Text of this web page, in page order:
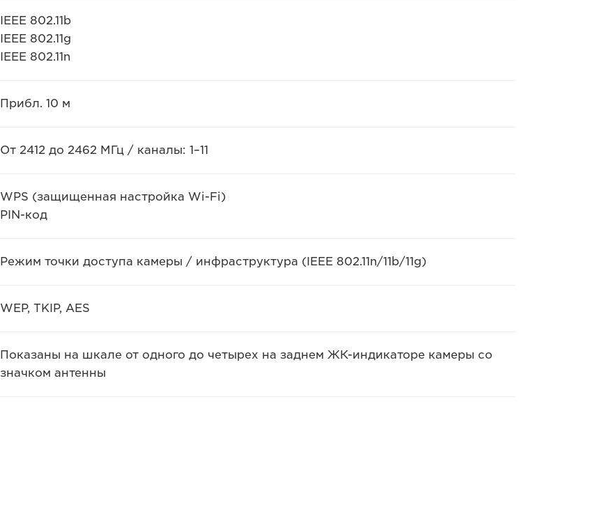
IEEE 802.11b
IEEE 802.11g
IEEE 802.11n
Прибл. 10 м
От 2412 до 2462 МГц / каналы: 1–11
WPS (защищенная настройка Wi-Fi)
PIN-код
Режим точки доступа камеры / инфраструктура (IEEE 802.11n/11b/11g)
WEP, TKIP, AES
Показаны на шкале от одного до четырех на заднем ЖК-индикаторе камеры со
значком антенны